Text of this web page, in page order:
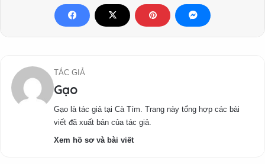
TÁC GIẢ
Gạo
Gạo là tác giả tại Cà Tím. Trang này tổng hợp các bài
viết đã xuất bản của tác giả.
Xem hồ sơ và bài viết